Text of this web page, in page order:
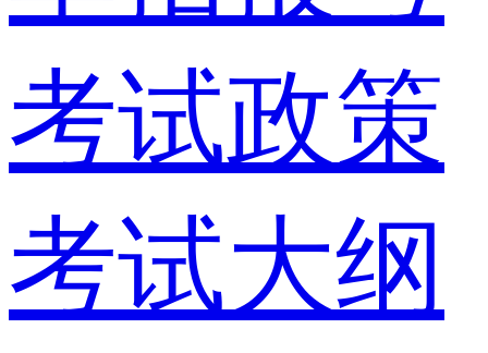
考试政策
考试大纲